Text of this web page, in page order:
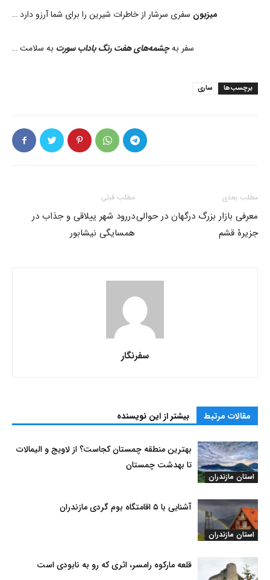
میزبون سفری سرشار از خاطرات شیرین را برای شما آرزو دارد …
سفر بهچشمه‌های هفت رنگ باداب سورت به سلامت …
برچسب‌ها ساری
مطلب قبلی
دررود شهر ییلاقی و جذاب در
همسایگی نیشابور
مطلب بعدی
معرفی بازار بزرگ درگهان در حوالی
جزیرۀ قشم
سفرنگار
مقالات مرتبط بیشتر از این نویسنده
استان مازندران
بهترین منطقه چمستان کجاست؟ از لاویج و الیمالات
تا بهدشت چمستان
استان مازندران
آشنایی با ۵ اقامتگاه بوم گردی مازندران
قلعه مارکوه رامسر، اثری که رو به نابودی است